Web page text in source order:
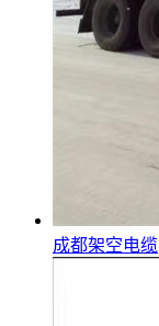
成都架空电缆